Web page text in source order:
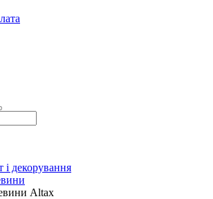
і декорування
Altax